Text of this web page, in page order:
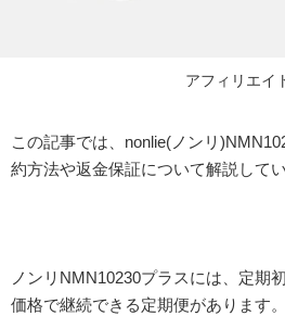
アフィリエイ
この記事では、nonlie(ノンリ
約方法や返金保証について解説してい
ノンリNMN10230プラスには、定期
価格で継続できる定期便があります。